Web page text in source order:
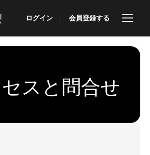
ログイン 会員登録する
スと問合せ